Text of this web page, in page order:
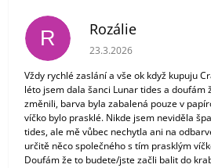
R Rozálie
Hodnocení obchodu je 3 z 5
23.3.2026
Vždy rychlé zaslání a vše ok když kupuju
léto jsem dala šanci Lunar tides a doufám
změnili, barva byla zabalená pouze v
víčko bylo prasklé. Nikde jsem neviděla
tides, ale mě vůbec nechytla ani na
určitě něco společného s tím prasklým
Doufám že to budete/jste začli balit do